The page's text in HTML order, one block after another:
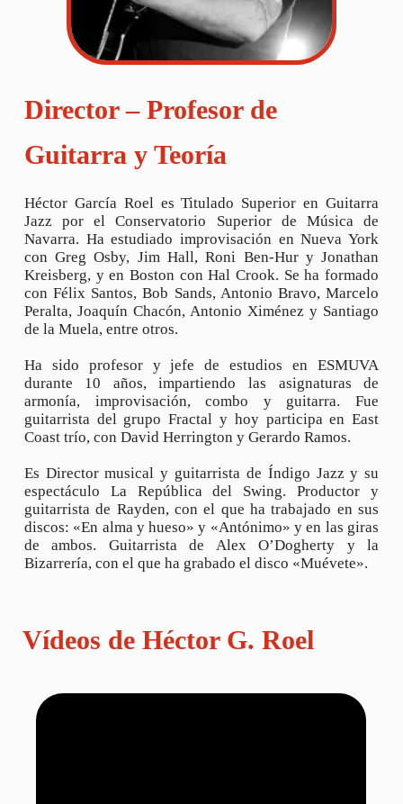
Director – Profesor de
Guitarra y Teoría
Héctor García Roel es Titulado Superior en Guitarra
Jazz por el Conservatorio Superior de Música de
Navarra. Ha estudiado improvisación en Nueva York
con Greg Osby, Jim Hall, Roni Ben-Hur y Jonathan
Kreisberg, y en Boston con Hal Crook. Se ha formado
con Félix Santos, Bob Sands, Antonio Bravo, Marcelo
Peralta, Joaquín Chacón, Antonio Ximénez y Santiago
de la Muela, entre otros.
Ha sido profesor y jefe de estudios en ESMUVA
durante 10 años, impartiendo las asignaturas de
armonía, improvisación, combo y guitarra. Fue
guitarrista del grupo Fractal y hoy participa en East
Coast trío, con David Herrington y Gerardo Ramos.
Es Director musical y guitarrista de Índigo Jazz y su
espectáculo La República del Swing. Productor y
guitarrista de Rayden, con el que ha trabajado en sus
discos: «En alma y hueso» y «Antónimo» y en las giras
de ambos. Guitarrista de Alex O’Dogherty y la
Bizarrería, con el que ha grabado el disco «Muévete».
Vídeos de Héctor G. Roel